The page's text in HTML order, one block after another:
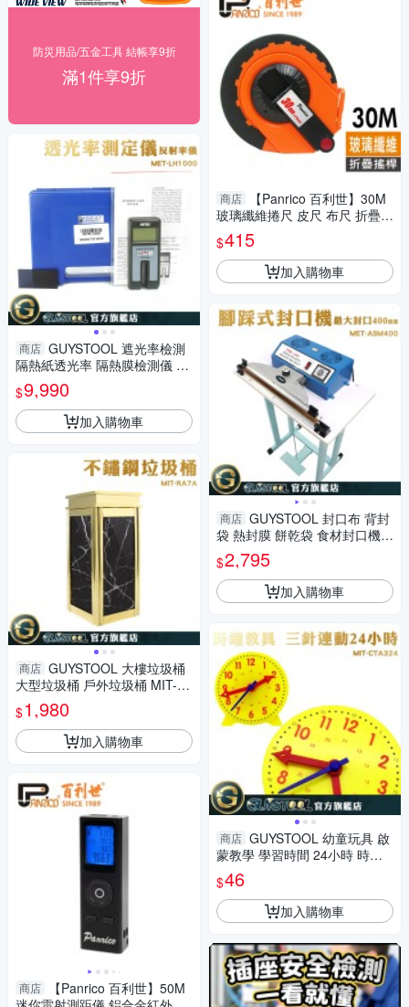
防災用品/五金工具 結帳享9折
滿1件享9折
商店 GUYSTOOL 遮光率檢測
隔熱紙透光率 隔熱膜檢測儀 M
ET-LH1000 光密度儀 濁度測試
專業儀器 透光率檢測
$9,990
加入購物車
商店 GUYSTOOL 大樓垃圾桶
大型垃圾桶 戶外垃圾桶 MIT-R
A7A 菸缸桶 奢華 萬用桶 分類
桶
$1,980
加入購物車
商店
【Panrico 百利世】50M
商店
【Panrico 百利世】30M
玻璃纖維捲尺 皮尺 布尺 折疊搖
桿設計
$415
加入購物車
商店 GUYSTOOL 封口布 背封
袋 熱封膜 餅乾袋 食材封口機
足踏封口機 速熱封口機 MET-A
SM400
$2,795
加入購物車
商店 GUYSTOOL 幼童玩具 啟
蒙教學 學習時間 24小時 時針
分針秒針 鐘錶模型 早教 認識時
間 時鐘模型
$46
加入購物車